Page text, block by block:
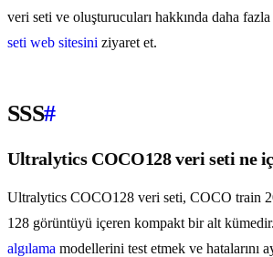
veri seti ve oluşturucuları hakkında daha
seti web sitesini ziyaret et.
SSS#
Ultralytics COCO128 veri seti ne
Ultralytics COCO128 veri seti, COCO train
128 görüntüyü içeren kompakt bir alt
algılama modellerini test etmek ve hatalarını